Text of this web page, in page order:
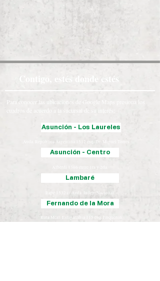
Contigo, estés donde estés
Para conocer las ubicaciones de Google Maps presiona los
cuadros de acuerdo a la sucursal de su interés:
Asunción - Los Laureles
Avda. República Argentina 1512 esq. Dr. Miguel Torres.
Asunción - Centro
Lambaré
Itape 1532 c/ Avda. Indep. Nacional.
Fernando de la Mora
Ruta Mcal. Estigarribia 115 esq. Boquerón.